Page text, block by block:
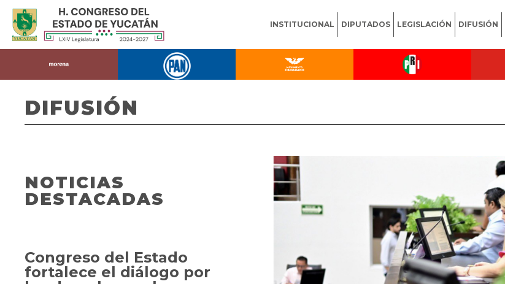
INSTITUCIONAL DIPUTADOS LEGISLACIÓN DIFUSIÓN
DIFUSIÓN
NOTICIAS
DESTACADAS
Congreso del Estado
fortalece el diálogo por